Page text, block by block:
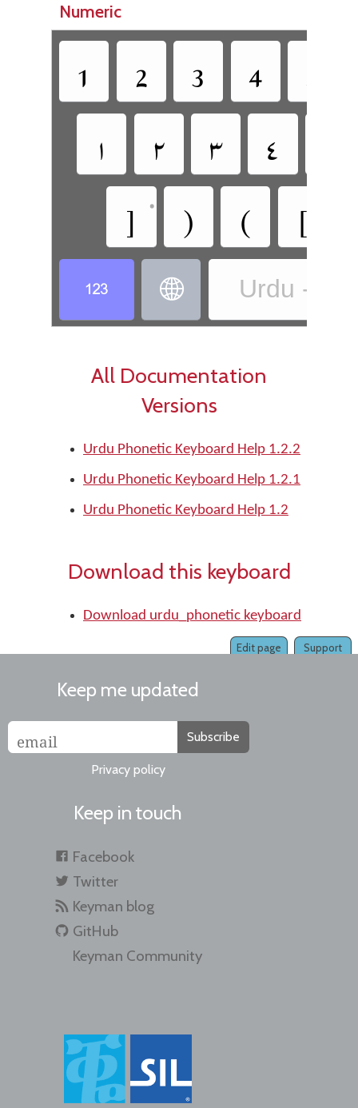
Numeric
‏] • ‏) ‏( ‏[
‏ ‏ Urdu -
All Documentation
Versions
Urdu Phonetic Keyboard Help 1.2.2
Urdu Phonetic Keyboard Help 1.2.1
Urdu Phonetic Keyboard Help 1.2
Download this keyboard
Download urdu_phonetic keyboard
Support
Edit page
Keep me updated
Subscribe
Privacy policy
Keep in touch
Facebook
Twitter
Keyman blog
GitHub
Keyman Community